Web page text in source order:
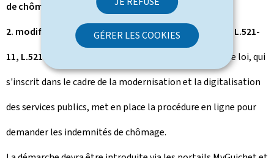
GÉRER LES COOKIES
de chômage complet en ligne et
2. modification des articles L. 521-3, L.521-7, L.521-8, L.521-
11, L.521-18 et L. 525-1 du Code du travail.
Ce projet de loi, qui
s'inscrit dans le cadre de la modernisation et la digitalisation
des services publics, met en place la procédure en ligne pour
demander les indemnités de chômage.